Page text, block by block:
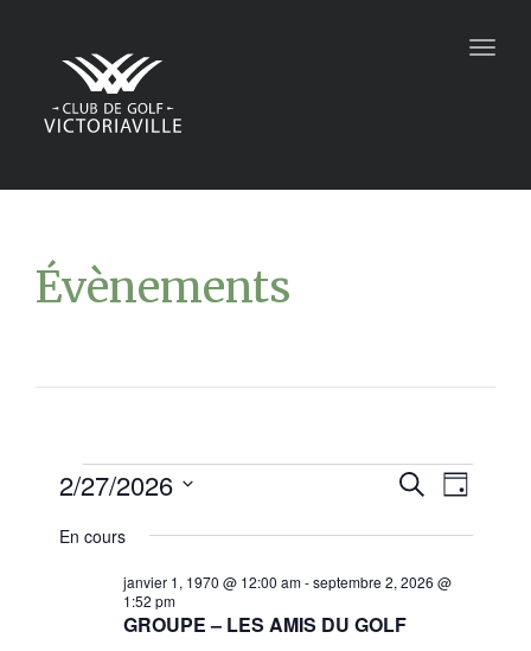
Évènements
et
de
Recherche
de
Jour
2/27/2026
une
En cours
GROUPE – LES AMIS DU GOLF
janvier 1, 1970 @ 12:00 am-septembre 2, 2026 @
1:52 pm